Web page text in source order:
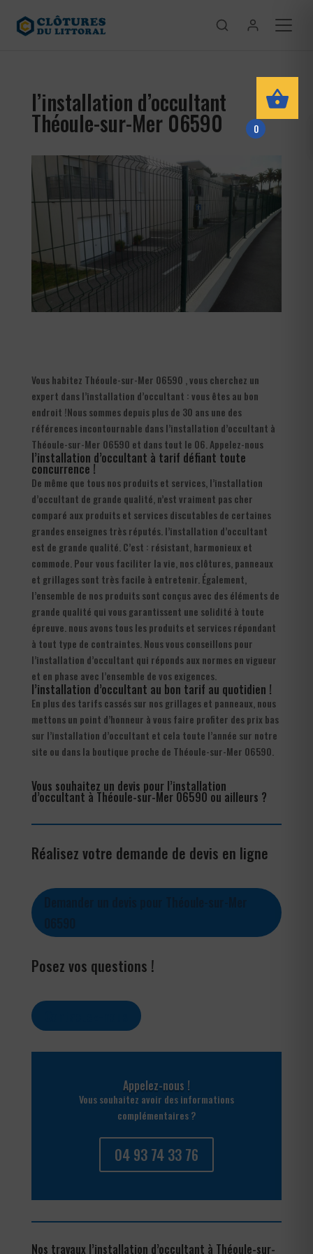
l’installation d’occultant
Théoule-sur-Mer 06590
Vous habitez Théoule-sur-Mer 06590 , vous cherchez un
expert dans l’installation d’occultant : vous êtes au bon
endroit !Nous sommes depuis plus de 30 ans une des
références incontournable dans l’installation d’occultant à
Théoule-sur-Mer 06590 et dans tout le 06. Appelez-nous
l’installation d’occultant à tarif défiant toute
concurrence !
De même que tous nos produits et services, l’installation
d’occultant de grande qualité, n’est vraiment pas cher
comparé aux produits et services discutables de certaines
grandes enseignes très réputés. l’installation d’occultant
est de grande qualité. C’est : résistant, harmonieux et
commode. Pour vous faciliter la vie, nos clôtures, panneaux
et grillages sont très facile à entretenir. Également,
l’ensemble de nos produits sont conçus avec des éléments de
grande qualité qui vous garantissent une solidité à toute
épreuve. nous avons tous les produits et services répondant
à tout type de contraintes. Nous vous conseillons pour
l’installation d’occultant qui réponds aux normes en vigueur
et en phase avec l’ensemble de vos exigences.
l’installation d’occultant au bon tarif au quotidien !
En plus des tarifs cassés sur nos grillages et panneaux, nous
mettons un point d’honneur à vous faire profiter des prix bas
sur l’installation d’occultant et cela toute l’année sur notre
site ou dans la boutique proche de Théoule-sur-Mer 06590.
Vous souhaitez un devis pour l’installation
d’occultant à Théoule-sur-Mer 06590 ou ailleurs ?
Réalisez votre demande de devis en ligne
Posez vos questions !
Appelez-nous !
Vous souhaitez avoir des informations
complémentaires ?
04 93 74 33 76
Nos travaux l’installation d’occultant à Théoule-sur-
0